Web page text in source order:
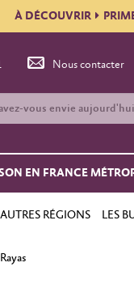
À DÉCOUVRIR
Nous contacter
EN FRANCE
AUTRES RÉGIONS LES